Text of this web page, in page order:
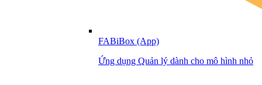
FABiBox (App)
Ứng dụng Quản lý dành cho mô hình nhỏ